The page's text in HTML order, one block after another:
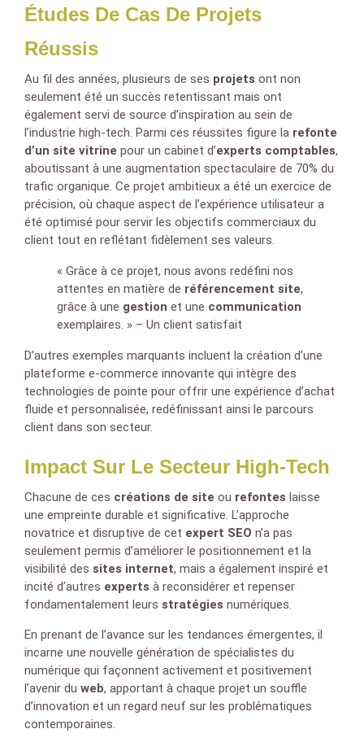
Études De Cas De Projets
Réussis
Au fil des années, plusieurs de ses projets ont non
seulement été un succès retentissant mais ont
également servi de source d’inspiration au sein de
l’industrie high-tech. Parmi ces réussites figure la refonte
d’un site vitrine pour un cabinet d’experts comptables,
aboutissant à une augmentation spectaculaire de 70% du
trafic organique. Ce projet ambitieux a été un exercice de
précision, où chaque aspect de l’expérience utilisateur a
été optimisé pour servir les objectifs commerciaux du
client tout en reflétant fidèlement ses valeurs.
« Grâce à ce projet, nous avons redéfini nos
attentes en matière de référencement site,
grâce à une gestion et une communication
exemplaires. » – Un client satisfait
D’autres exemples marquants incluent la création d’une
plateforme e-commerce innovante qui intègre des
technologies de pointe pour offrir une expérience d’achat
fluide et personnalisée, redéfinissant ainsi le parcours
client dans son secteur.
Impact Sur Le Secteur High-Tech
Chacune de ces créations de site ou refontes laisse
une empreinte durable et significative. L’approche
novatrice et disruptive de cet expert SEO n’a pas
seulement permis d’améliorer le positionnement et la
visibilité des sites internet, mais a également inspiré et
incité d’autres experts à reconsidérer et repenser
fondamentalement leurs stratégies numériques.
En prenant de l’avance sur les tendances émergentes, il
incarne une nouvelle génération de spécialistes du
numérique qui façonnent activement et positivement
l’avenir du web, apportant à chaque projet un souffle
d’innovation et un regard neuf sur les problématiques
contemporaines.